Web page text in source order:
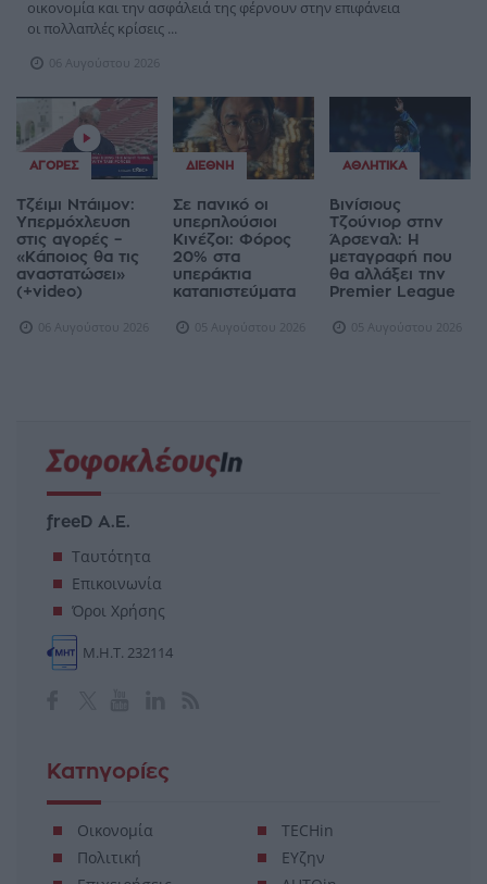
οικονομία και την ασφάλειά της φέρνουν στην επιφάνεια
οι πολλαπλές κρίσεις ...
06 Αυγούστου 2026
ΑΓΟΡΈΣ
Τζέιμι Ντάιμον:
Υπερμόχλευση
στις αγορές –
«Κάποιος θα τις
αναστατώσει»
(+video)
06 Αυγούστου 2026
ΔΙΕΘΝΉ
Σε πανικό οι
υπερπλούσιοι
Κινέζοι: Φόρος
20% στα
υπεράκτια
καταπιστεύματα
05 Αυγούστου 2026
ΑΘΛΗΤΙΚΆ
Βινίσιους
Τζούνιορ στην
Άρσεναλ: Η
μεταγραφή που
θα αλλάξει την
Premier League
05 Αυγούστου 2026